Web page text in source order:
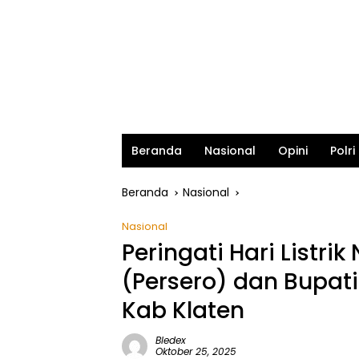
Beranda Nasional Opini Polri
Beranda Nasional
Nasional
Peringati Hari Listrik
(Persero) dan
Kab Klaten
Bledex
Oktober 25, 2025